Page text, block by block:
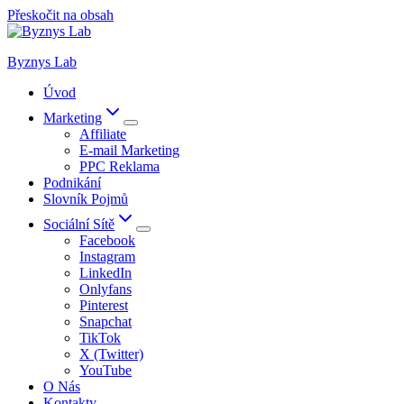
Přeskočit na obsah
Byznys Lab
Úvod
Marketing
Affiliate
E-mail Marketing
PPC Reklama
Podnikání
Slovník Pojmů
Sociální Sítě
Facebook
Instagram
LinkedIn
Onlyfans
Pinterest
Snapchat
TikTok
X (Twitter)
YouTube
O Nás